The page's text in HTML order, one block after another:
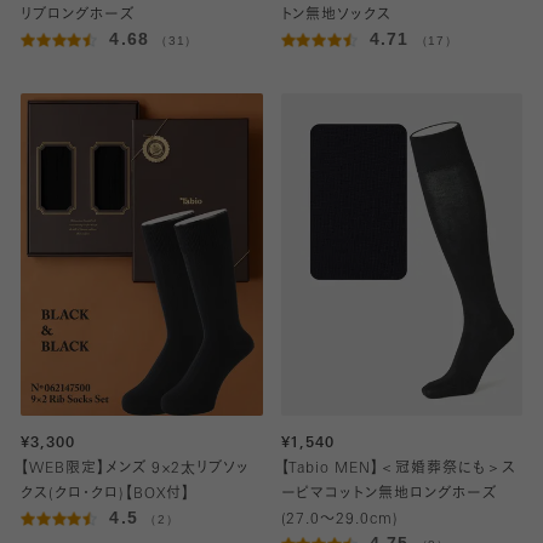
リブロングホーズ
4.68 （31）
トン無地ソックス
4.71 （17）
¥3,300
【WEB限定】メンズ 9×2太リブソッ
クス(クロ・クロ)【BOX付】
4.5 （2）
¥1,540
【Tabio MEN】＜冠婚葬祭にも＞ス
ーピマコットン無地ロングホーズ
(27.0～29.0cm)